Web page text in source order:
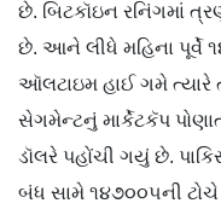
છે. બિટકૉઇન રનિંગમાં
છે. આને લીધે મહિના પૂર્વે
ઑલટાઇમ હાઈ ગમે ત્યારે
સેગમેન્ટનું માર્કેટકૅપ
ડૉલરે પહોંચી ગયું છે.
બંધ સામે ૧૪૭૦૦૫ની